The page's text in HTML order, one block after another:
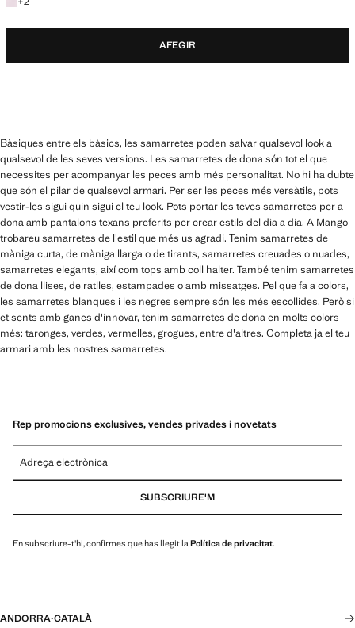
AFEGIR
Bàsiques entre els bàsics, les samarretes poden salvar qualsevol look a
qualsevol de les seves versions. Les samarretes de dona són tot el que
necessites per acompanyar les peces amb més personalitat. No hi ha dubte
que són el pilar de qualsevol armari. Per ser les peces més versàtils, pots
vestir-les sigui quin sigui el teu look. Pots portar les teves samarretes per a
dona amb pantalons texans preferits per crear estils del dia a dia. A Mango
trobareu samarretes de l'estil que més us agradi. Tenim samarretes de
màniga curta, de màniga llarga o de tirants, samarretes creuades o nuades,
samarretes elegants, així com tops amb coll halter. També tenim samarretes
de dona llises, de ratlles, estampades o amb missatges. Pel que fa a colors,
les samarretes blanques i les negres sempre són les més escollides. Però si
et sents amb ganes d'innovar, tenim samarretes de dona en molts colors
més: taronges, verdes, vermelles, grogues, entre d'altres. Completa ja el teu
armari amb les nostres samarretes.
Rep promocions exclusives, vendes privades i novetats
Adreça electrònica
SUBSCRIURE'M
En subscriure-t'hi, confirmes que has llegit la Política de privacitat.
ANDORRA·CATALÀ